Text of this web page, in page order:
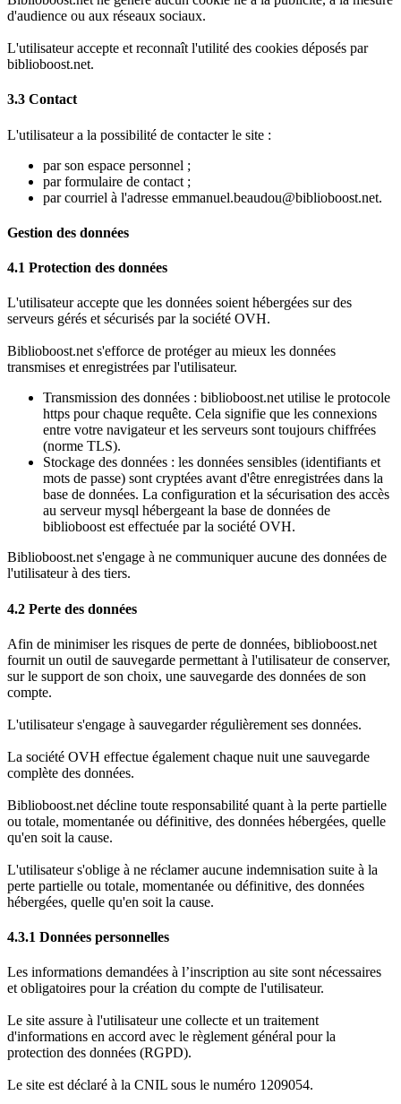
d'audience ou aux réseaux sociaux.
L'utilisateur accepte et reconnaît l'utilité des cookies déposés par
biblioboost.net.
3.3 Contact
L'utilisateur a la possibilité de contacter le site :
par son espace personnel ;
par formulaire de contact ;
par courriel à l'adresse emmanuel.beaudou@biblioboost.net.
Gestion des données
4.1 Protection des données
L'utilisateur accepte que les données soient hébergées sur des
serveurs gérés et sécurisés par la société OVH.
Biblioboost.net s'efforce de protéger au mieux les données
transmises et enregistrées par l'utilisateur.
Transmission des données : biblioboost.net utilise le protocole
https pour chaque requête. Cela signifie que les connexions
entre votre navigateur et les serveurs sont toujours chiffrées
(norme TLS).
Stockage des données : les données sensibles (identifiants et
mots de passe) sont cryptées avant d'être enregistrées dans la
base de données. La configuration et la sécurisation des accès
au serveur mysql hébergeant la base de données de
biblioboost est effectuée par la société OVH.
Biblioboost.net s'engage à ne communiquer aucune des données de
l'utilisateur à des tiers.
4.2 Perte des données
Afin de minimiser les risques de perte de données, biblioboost.net
fournit un outil de sauvegarde permettant à l'utilisateur de conserver,
sur le support de son choix, une sauvegarde des données de son
compte.
L'utilisateur s'engage à sauvegarder régulièrement ses données.
La société OVH effectue également chaque nuit une sauvegarde
complète des données.
Biblioboost.net décline toute responsabilité quant à la perte partielle
ou totale, momentanée ou définitive, des données hébergées, quelle
qu'en soit la cause.
L'utilisateur s'oblige à ne réclamer aucune indemnisation suite à la
perte partielle ou totale, momentanée ou définitive, des données
hébergées, quelle qu'en soit la cause.
4.3.1 Données personnelles
Les informations demandées à l’inscription au site sont nécessaires
et obligatoires pour la création du compte de l'utilisateur.
Le site assure à l'utilisateur une collecte et un traitement
d'informations en accord avec le règlement général pour la
protection des données (RGPD).
Le site est déclaré à la CNIL sous le numéro 1209054.